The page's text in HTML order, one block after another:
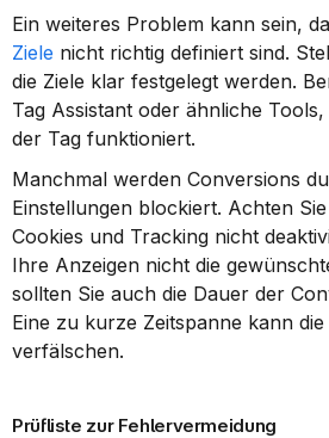
Ein weiteres Problem kann sein,
Ziele nicht richtig definiert sind.
die Ziele klar festgelegt werden.
Tag Assistant oder ähnliche
der Tag funktioniert.
Manchmal werden Conversions
Einstellungen blockiert. Achten
Cookies und Tracking nicht
Ihre Anzeigen nicht die
sollten Sie auch die Dauer der
Eine zu kurze Zeitspanne kann die
verfälschen.
Prüfliste zur Fehlervermeidung